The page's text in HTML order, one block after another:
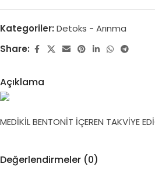
Kategoriler: Detoks - Arınma
Share:
Açıklama
MEDİKİL BENTONİT İÇEREN TAKVİYE
Değerlendirmeler (0)